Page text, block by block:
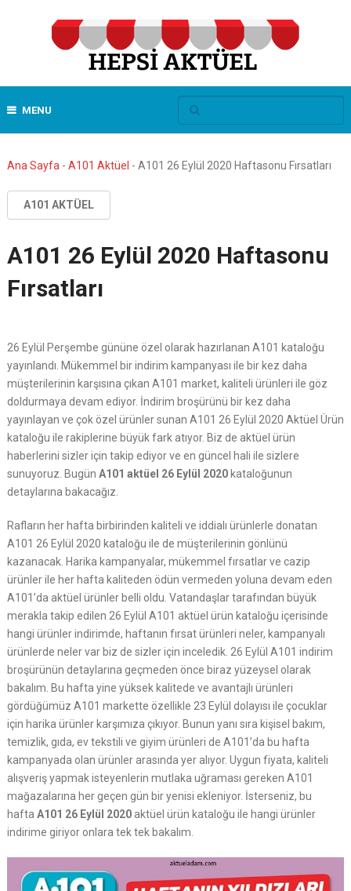
MENU
Ana Sayfa - A101 Aktüel - A101 26 Eylül 2020 Haftasonu Fırsatları
A101 AKTÜEL
A101 26 Eylül 2020 Haftasonu
Fırsatları
26 Eylül Perşembe gününe özel olarak hazırlanan A101 kataloğu
yayınlandı. Mükemmel bir indirim kampanyası ile bir kez daha
müşterilerinin karşısına çıkan A101 market, kaliteli ürünleri ile göz
doldurmaya devam ediyor. İndirim broşürünü bir kez daha
yayınlayan ve çok özel ürünler sunan A101 26 Eylül 2020 Aktüel Ürün
kataloğu ile rakiplerine büyük fark atıyor. Biz de aktüel ürün
haberlerini sizler için takip ediyor ve en güncel hali ile sizlere
sunuyoruz. Bugün A101 aktüel 26 Eylül 2020kataloğunun
detaylarına bakacağız.
Rafların her hafta birbirinden kaliteli ve iddialı ürünlerle donatan
A101 26 Eylül 2020 kataloğu ile de müşterilerinin gönlünü
kazanacak. Harika kampanyalar, mükemmel fırsatlar ve cazip
ürünler ile her hafta kaliteden ödün vermeden yoluna devam eden
A101’da aktüel ürünler belli oldu. Vatandaşlar tarafından büyük
merakla takip edilen 26 Eylül A101 aktüel ürün kataloğu içerisinde
hangi ürünler indirimde, haftanın fırsat ürünleri neler, kampanyalı
ürünlerde neler var biz de sizler için inceledik. 26 Eylül A101 indirim
broşürünün detaylarına geçmeden önce biraz yüzeysel olarak
bakalım. Bu hafta yine yüksek kalitede ve avantajlı ürünleri
gördüğümüz A101 markette özellikle 23 Eylül dolayısı ile çocuklar
için harika ürünler karşımıza çıkıyor. Bunun yanı sıra kişisel bakım,
temizlik, gıda, ev tekstili ve giyim ürünleri de A101’da bu hafta
kampanyada olan ürünler arasında yer alıyor. Uygun fiyata, kaliteli
alışveriş yapmak isteyenlerin mutlaka uğraması gereken A101
mağazalarına her geçen gün bir yenisi ekleniyor. İsterseniz, bu
hafta A101 26 Eylül 2020aktüel ürün kataloğu ile hangi ürünler
indirime giriyor onlara tek tek bakalım.